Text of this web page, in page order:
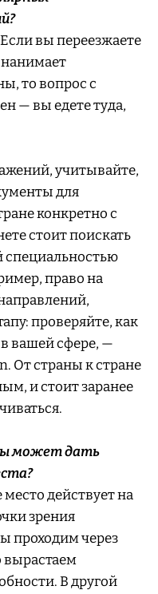
вы переезжаете
то вопрос с
— вы едете туда,
учитывайте,
для
конкретно с
стоит поискать
специальностью
право на
проверяйте, как
вашей сфере, —
От страны к стране
и стоит заранее
может дать
действует на
зрения
проходим через
вырастаем
В другой